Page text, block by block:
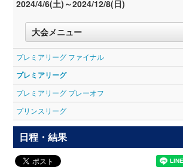
2024/4/6(土)～2024/12/8(日)
大会メニュー
プレミアリーグ ファイナル
プレミアリーグ
プレミアリーグ プレーオフ
プリンスリーグ
日程・結果